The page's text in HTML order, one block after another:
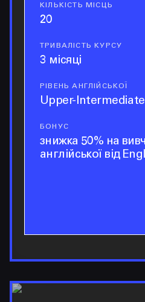
кількість місць
КІЛЬКІСТЬ МІСЦЬ
20
тривалість курсу
ТРИВАЛІСТЬ КУРСУ
3 місяці
рівень англійської
РІВЕНЬ АНГЛІЙСЬКОЇ
Upper-Intermediate
бонус
БОНУС
знижка 50% на
англійської від